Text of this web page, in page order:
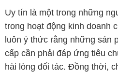
Uy tín là một trong những
trong hoạt động kinh doanh
luôn ý thức rằng những sản
cấp cần phải đáp ứng tiêu
hài lòng đối tác. Đồng thời,